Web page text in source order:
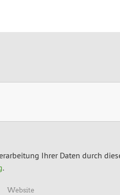
Ihrer Daten durch
.
Website